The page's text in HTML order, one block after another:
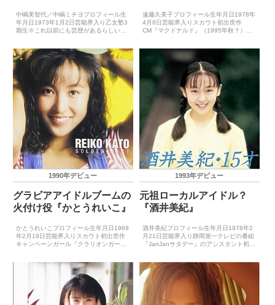
中嶋美智代／中嶋ミチヨプロフィール生
年月日1973年1月2日芸能界入り乙女塾3
期生※これ以前にも芸歴があるらしいが
1月30日（赤い花束）主要音楽祭受賞歴
（最優...
遠藤久美子プロフィール生年月日1978年
4月8日芸能界入りスカウト初出世作
CM『マクドナルド』（1995年秋？）CD
－主要音楽祭受賞歴（大賞）－ゴールデ
ン・アロー...
1990年デビュー
グラビアアイドルブームの
火付け役『かとうれいこ』
かとうれいこプロフィール生年月日1969
年2月19日芸能界入りスカウト初出世作
キャンペーンガール『クラリオンガー
ールデン・アロー賞受賞歴－主...
1993年デビュー
元祖ローカルアイドル？
『酒井美紀』
酒井美紀プロフィール生年月日1978年2
月21日芸能界入り静岡第一テレビの番組
『JanJanサタデー』のアシスタント初出
21日（永遠に好きと言えない）主要音
楽...